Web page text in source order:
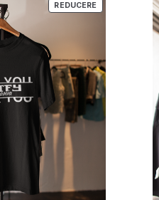
REDUCERE
CU